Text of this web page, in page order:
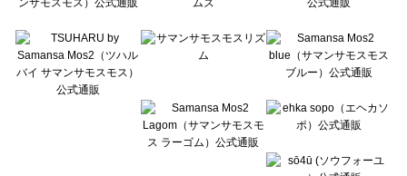
Lugnoncure（ルノンキュール）のワンピース一覧
BETTY'S BLUE（べティーズブルー）のワンピース一覧
Wpc.（ワールドパーティー）のワンピース一覧